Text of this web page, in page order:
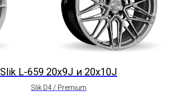
Slik L-659 20x9J и 20x10J
Slik D4 / Premium